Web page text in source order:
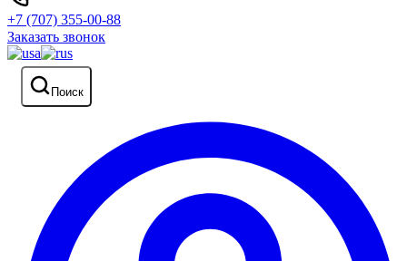
+7 (707) 355-00-88
Заказать звонок
Поиск